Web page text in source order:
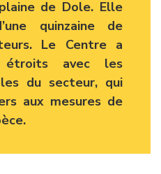
de Dole. Elle
quinzaine de
Le Centre a
avec les
du secteur, qui
aux mesures de